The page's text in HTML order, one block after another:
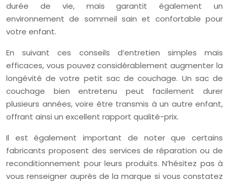
durée de vie, mais garantit également un
environnement de sommeil sain et confortable pour
votre enfant.
En suivant ces conseils d’entretien simples mais
efficaces, vous pouvez considérablement augmenter la
longévité de votre petit sac de couchage. Un sac de
couchage bien entretenu peut facilement durer
plusieurs années, voire être transmis à un autre enfant,
offrant ainsi un excellent rapport qualité-prix.
Il est également important de noter que certains
fabricants proposent des services de réparation ou de
reconditionnement pour leurs produits. N’hésitez pas à
vous renseigner auprès de la marque si vous constatez